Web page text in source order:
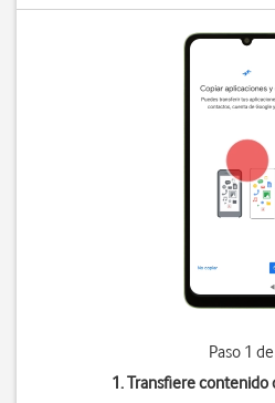
Paso 1
1. Transfiere